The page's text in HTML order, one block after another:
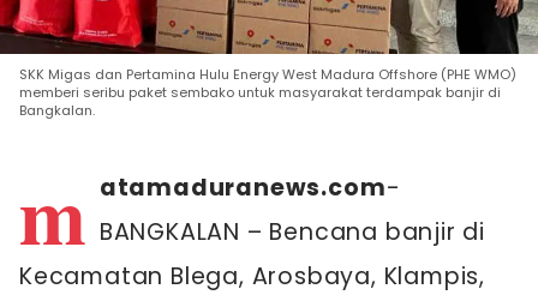
SKK Migas dan Pertamina Hulu Energy West Madura Offshore (PHE WMO)
memberi seribu paket sembako untuk masyarakat terdampak banjir di
Bangkalan.
m atamaduranews.com-
BANGKALAN – Bencana banjir di
Kecamatan Blega, Arosbaya, Klampis,